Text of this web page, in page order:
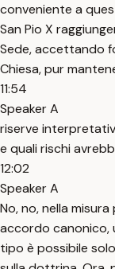
conveniente a
San Pio X
Sede, accettando
Chiesa, pur
11:54
Speaker A
riserve
e quali rischi
12:02
Speaker A
No, no, nella
accordo canonico,
tipo è possibile